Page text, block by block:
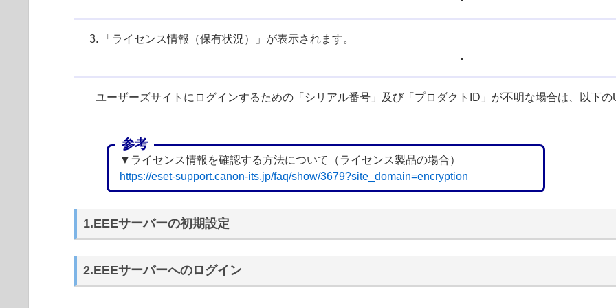
「ライセンス情報（保有状況）」が表示されます。
ユーザーズサイトにログインするための「シリアル番号」及び「プロダクトID」が不明な場合は、以下の
参考
▼ライセンス情報を確認する方法について（ライセンス製品の場合）
https://eset-support.canon-its.jp/faq/show/3679?site_domain=encryption
1.EEEサーバーの初期設定
2.EEEサーバーへのログイン